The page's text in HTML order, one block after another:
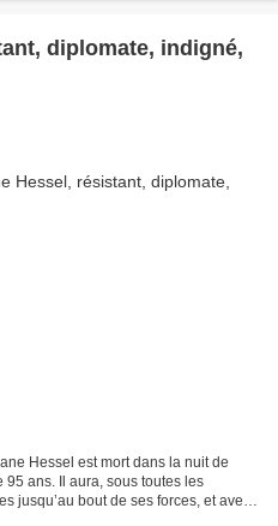
diplomate, indigné,
Hessel est mort dans la nuit de
95 ans. Il aura, sous toutes les
jusqu’au bout de ses forces, et avec